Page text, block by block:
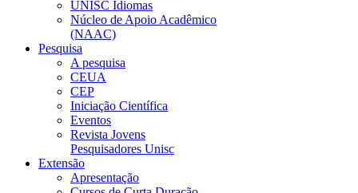
UNISC Idiomas
Núcleo de Apoio Acadêmico
(NAAC)
Pesquisa
A pesquisa
CEUA
CEP
Iniciação Científica
Eventos
Revista Jovens
Pesquisadores Unisc
Extensão
Apresentação